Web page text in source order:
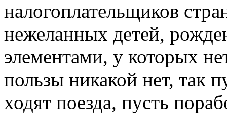
налогоплательщиков
нежеланных детей,
элементами, у которых
пользы никакой нет, так
ходят поезда, пусть